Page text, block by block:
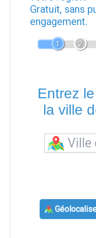
Gratuit, sans
engagement.
1 2
Entrez
la ville